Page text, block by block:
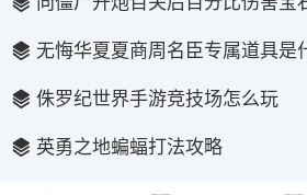
无悔华夏夏商周名臣专属道具是
侏罗纪世界手游竞技场怎么玩
英勇之地蝙蝠打法攻略